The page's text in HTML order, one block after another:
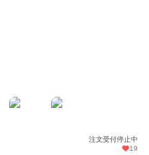
注文受付停止中
19